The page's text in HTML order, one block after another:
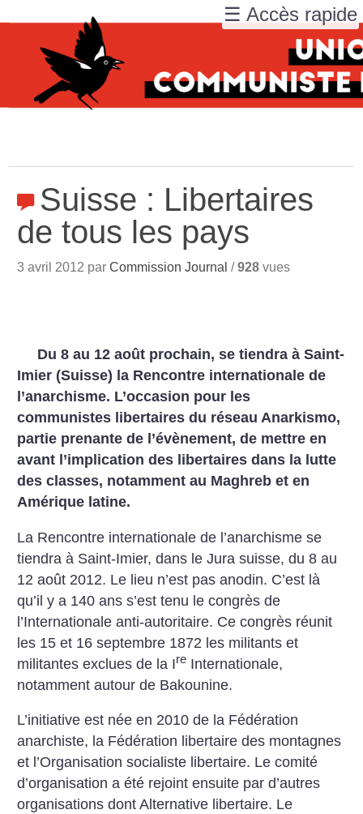
Suisse : Libertaires
de tous les pays
3 avril 2012 parCommission Journal /928 vues
Du 8 au 12 août prochain, se tiendra à Saint-
Imier (Suisse) la Rencontre internationale de
l’anarchisme. L’occasion pour les
communistes libertaires du réseau Anarkismo,
partie prenante de l’évènement, de mettre en
avant l’implication des libertaires dans la lutte
des classes, notamment au Maghreb et en
Amérique latine.
La Rencontre internationale de l’anarchisme se
tiendra à Saint-Imier, dans le Jura suisse, du 8 au
12 août 2012. Le lieu n’est pas anodin. C’est là
qu’il y a 140 ans s’est tenu le congrès de
l’Internationale anti-autoritaire. Ce congrès réunit
les 15 et 16 septembre 1872 les militants et
militantes exclues de la Ire Internationale,
notamment autour de Bakounine.
L’initiative est née en 2010 de la Fédération
anarchiste, la Fédération libertaire des montagnes
et l’Organisation socialiste libertaire. Le comité
d’organisation a été rejoint ensuite par d’autres
organisations dont Alternative libertaire. Le
☰ Accès rapide